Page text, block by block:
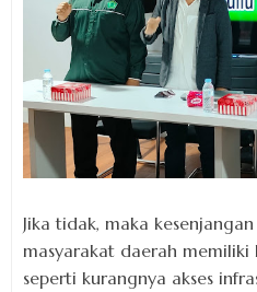
Jika tidak, maka
masyarakat daerah
seperti kurangnya akses